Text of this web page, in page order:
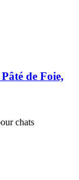
de Foie,
chats